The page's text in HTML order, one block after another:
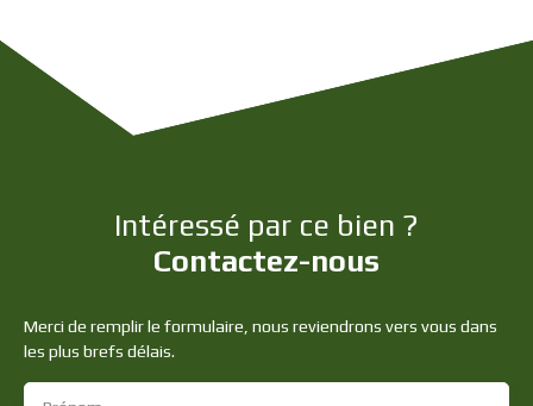
Intéressé par ce bien ?
Contactez-nous
Merci de remplir le formulaire, nous reviendrons vers vous dans
les plus brefs délais.